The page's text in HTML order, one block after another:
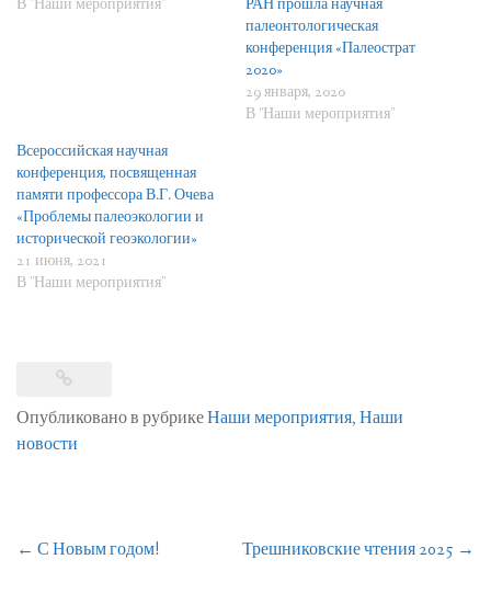
В "Наши мероприятия"
РАН прошла научная
палеонтологическая
конференция «Палеострат
2020»
29 января, 2020
В "Наши мероприятия"
Всероссийская научная
конференция, посвященная
памяти профессора В.Г. Очева
«Проблемы палеоэкологии и
исторической геоэкологии»
21 июня, 2021
В "Наши мероприятия"
Опубликовано в рубрикеНаши мероприятия,Наши
новости
Навигация
← С Новым годом! Трешниковские чтения 2025 →